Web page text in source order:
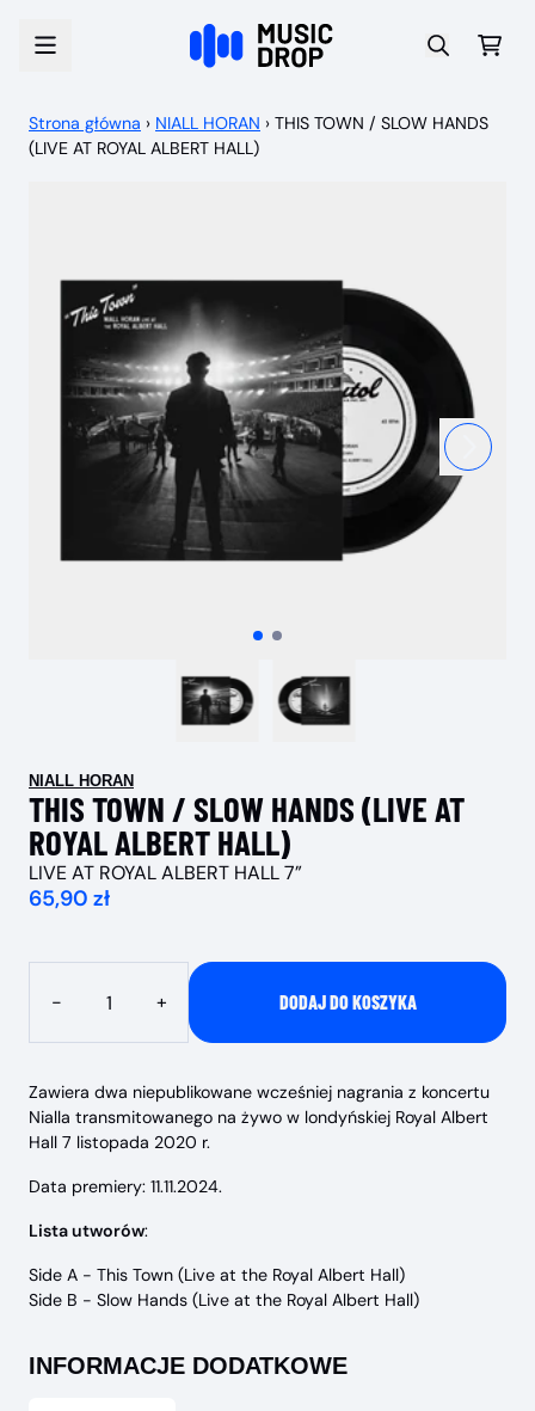
Strona główna › NIALL HORAN › THIS TOWN / SLOW HANDS
(LIVE AT ROYAL ALBERT HALL)
Następny
NIALL HORAN
THIS TOWN / SLOW HANDS (LIVE AT
ROYAL ALBERT HALL)
LIVE AT ROYAL ALBERT HALL 7”
65,90 zł
-
+ DODAJ DO KOSZYKA
Zawiera dwa niepublikowane wcześniej nagrania z koncertu
Nialla transmitowanego na żywo w londyńskiej Royal Albert
Hall 7 listopada 2020 r.
Data premiery: 11.11.2024.
Lista utworów:
Side A - This Town (Live at the Royal Albert Hall)
Side B - Slow Hands (Live at the Royal Albert Hall)
INFORMACJE DODATKOWE